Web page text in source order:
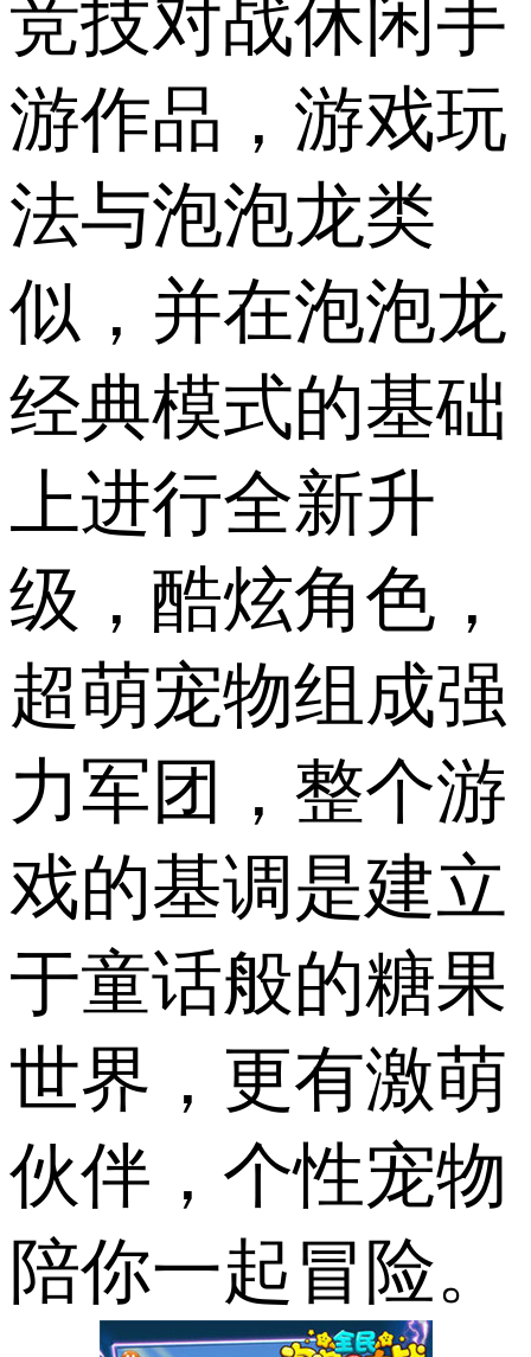
竞技对战休闲手
游作品，游戏玩
法与泡泡龙类
似，并在泡泡龙
经典模式的基础
上进行全新升
级，酷炫角色，
超萌宠物组成强
力军团，整个游
戏的基调是建立
于童话般的糖果
世界，更有激萌
伙伴，个性宠物
陪你一起冒险。